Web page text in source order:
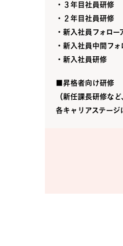
・３年目社員研修
・２年目社員研修
・新入社員フォロー
・新入社員中間フ
・新入社員研修
■昇格者向け研修
（新任課長研修など
各キャリアステージ